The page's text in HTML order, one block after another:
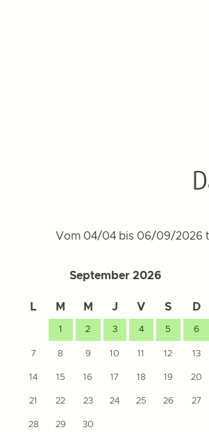
Vom 04/04 bis 06/09/2026
September 2026
L M M J V S D
1 2 3 4 5 6
7 8 9 10 11 12 13
14 15 16 17 18 19 20
21 22 23 24 25 26 27
28 29 30